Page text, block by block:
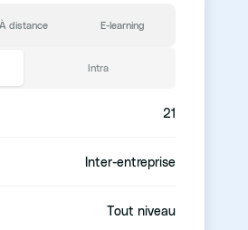
À distance E-learning
Intra
21
Inter-entreprise
Tout niveau